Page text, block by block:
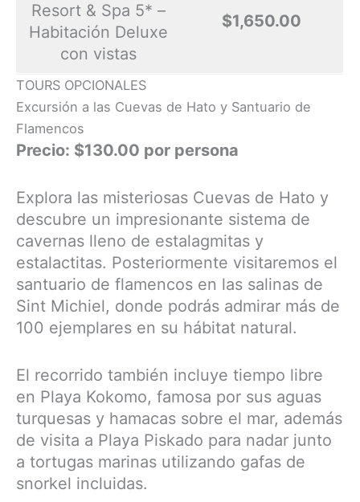
Resort & Spa 5* –
Habitación Deluxe
con vistas
$1,650.00
TOURS OPCIONALES
Excursión a las Cuevas de Hato y Santuario de
Flamencos
Precio: $130.00 por persona
Explora las misteriosas Cuevas de Hato y
descubre un impresionante sistema de
cavernas lleno de estalagmitas y
estalactitas. Posteriormente visitaremos el
santuario de flamencos en las salinas de
Sint Michiel, donde podrás admirar más de
100 ejemplares en su hábitat natural.
El recorrido también incluye tiempo libre
en Playa Kokomo, famosa por sus aguas
turquesas y hamacas sobre el mar, además
de visita a Playa Piskado para nadar junto
a tortugas marinas utilizando gafas de
snorkel incluidas.